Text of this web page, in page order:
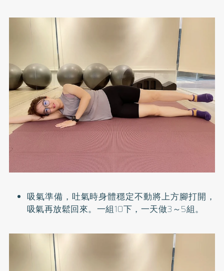
吸氣準備，吐氣時身體穩定不動將上方腳打開，
吸氣再放鬆回來。一組10下，一天做3～5組。